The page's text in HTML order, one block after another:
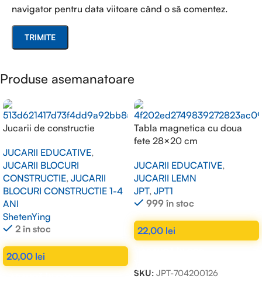
navigator pentru data viitoare când o să comentez.
Produse asemanatoare
Jucarii de constructie
JUCARII EDUCATIVE,
JUCARII BLOCURI
CONSTRUCTIE, JUCARII
BLOCURI CONSTRUCTIE 1-4
ANI
ShetenYing
2 în stoc
20,00 lei
Tabla magnetica cu doua
fete 28×20 cm
JUCARII EDUCATIVE,
JUCARII LEMN
JPT, JPT1
999 în stoc
22,00 lei
SKU: JPT-704200126